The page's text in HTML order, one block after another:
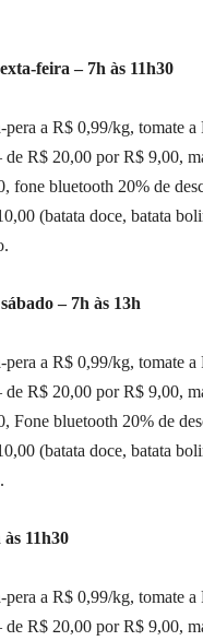
feira – 7h às 11h30
pera a R$ 0,99/kg,
R$ 20,00 por R$ 9,00,
bluetooth 20% de
(batata doce, batata
– 7h às 13h
pera a R$ 0,99/kg,
R$ 20,00 por R$ 9,00,
bluetooth 20% de
(batata doce, batata
11h30
pera a R$ 0,99/kg,
R$ 20,00 por R$ 9,00,